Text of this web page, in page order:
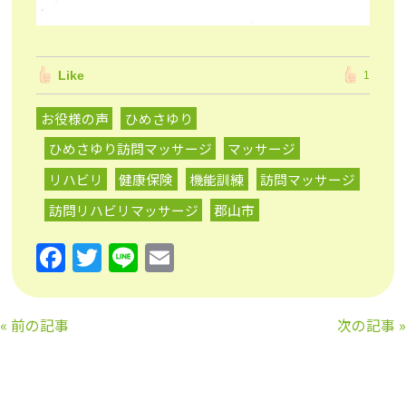
Like 1
お役様の声
ひめさゆり
ひめさゆり訪問マッサージ
マッサージ
リハビリ
健康保険 機能訓練
訪問マッサージ
訪問リハビリマッサージ
郡山市
F
a
c
e
T
w
Li
n m
« 前の記事 次の記事 »